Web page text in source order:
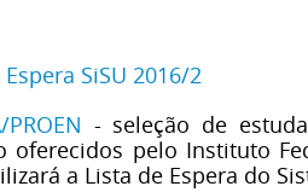
SiSU 2016/2
- seleção de
oferecidos pelo Instituto
a Lista de Espera do